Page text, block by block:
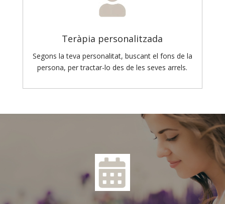
Teràpia personalitzada
Segons la teva personalitat, buscant el fons de la
persona, per tractar-lo des de les seves arrels.